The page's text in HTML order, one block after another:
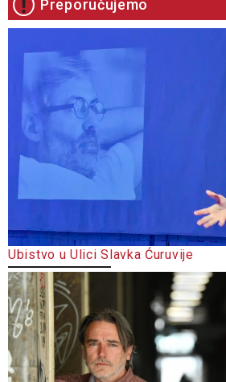
Preporučujemo
Ubistvo u Ulici Slavka Ćuruvije